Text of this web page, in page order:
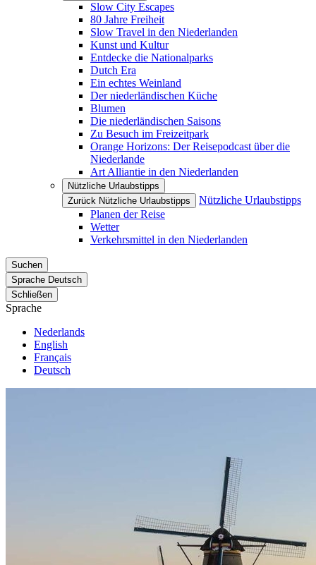
Slow City Escapes
80 Jahre Freiheit
Slow Travel in den Niederlanden
Kunst und Kultur
Entdecke die Nationalparks
Dutch Era
Ein echtes Weinland
Der niederländischen Küche
Blumen
Die niederländischen Saisons
Zu Besuch im Freizeitpark
Orange Horizons: Der Reisepodcast über die
Niederlande
Art Alliantie in den Niederlanden
Nützliche Urlaubstipps
Zurück Nützliche Urlaubstipps
Nützliche Urlaubstipps
Planen der Reise
Wetter
Verkehrsmittel in den Niederlanden
Suchen
Sprache Deutsch
Schließen
Sprache
Nederlands
English
Français
Deutsch